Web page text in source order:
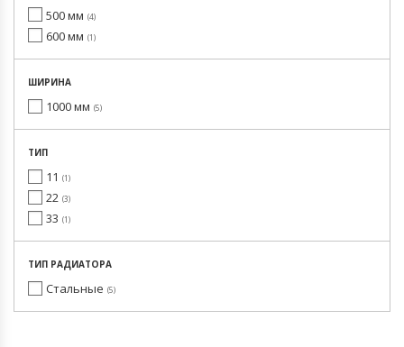
500 мм 4
600 мм 1
ШИРИНА
1000 мм 5
ТИП
11 1
22 3
33 1
ТИП РАДИАТОРА
Стальные 5